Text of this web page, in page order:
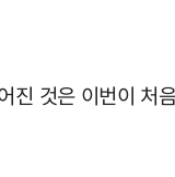
것은 이번이 처